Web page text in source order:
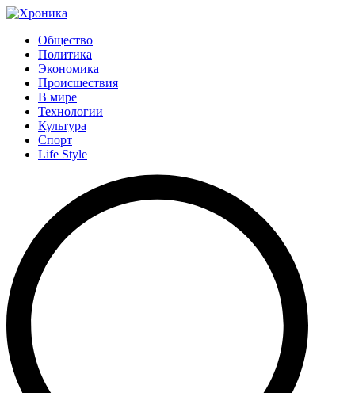
Общество
Политика
Экономика
Происшествия
В мире
Технологии
Культура
Спорт
Life Style